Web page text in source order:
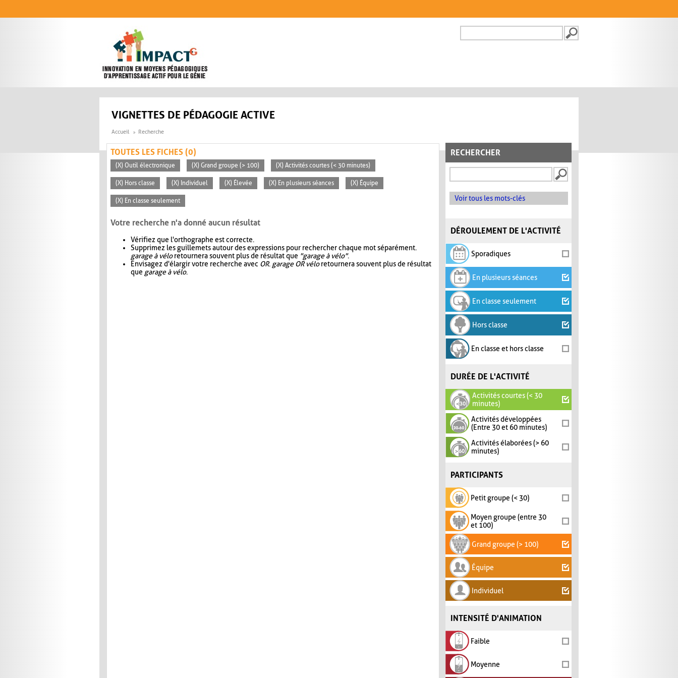
FORMULAIRE DE
VIGNETTES DE PÉDAGOGIE ACTIVE
Accueil Recherche
RECHERCHER
Voir tous les mots-clés
DÉROULEMENT DE L'ACTIVITÉ
Sporadiques
En plusieurs séances
En classe seulement
Hors classe
En classe et hors classe
DURÉE DE L'ACTIVITÉ
Activités courtes (< 30
minutes)
Activités développées
(Entre 30 et 60 minutes)
Activités élaborées (> 60
minutes)
PARTICIPANTS
Petit groupe (< 30)
Moyen groupe (entre 30
et 100)
Grand groupe (> 100)
Équipe
Individuel
INTENSITÉ D'ANIMATION
Faible
Moyenne
TOUTES LES FICHES (0)
(X) Outil électronique (X) Grand groupe (> 100) (X) Activités courtes (< 30 minutes)
(X) Hors classe (X) Individuel (X) Élevée (X) En plusieurs séances (X) Équipe
(X) En classe seulement
Votre recherche n'a donné aucun résultat
Vérifiez que l'orthographe est correcte.
Supprimez les guillemets autour des expressions pour rechercher chaque mot séparément.
garage à véloretournera souvent plus de résultat que "garage à vélo".
Envisagez d'élargir votre recherche avec OR. garage OR véloretournera souvent plus de résultat
que garage à vélo.